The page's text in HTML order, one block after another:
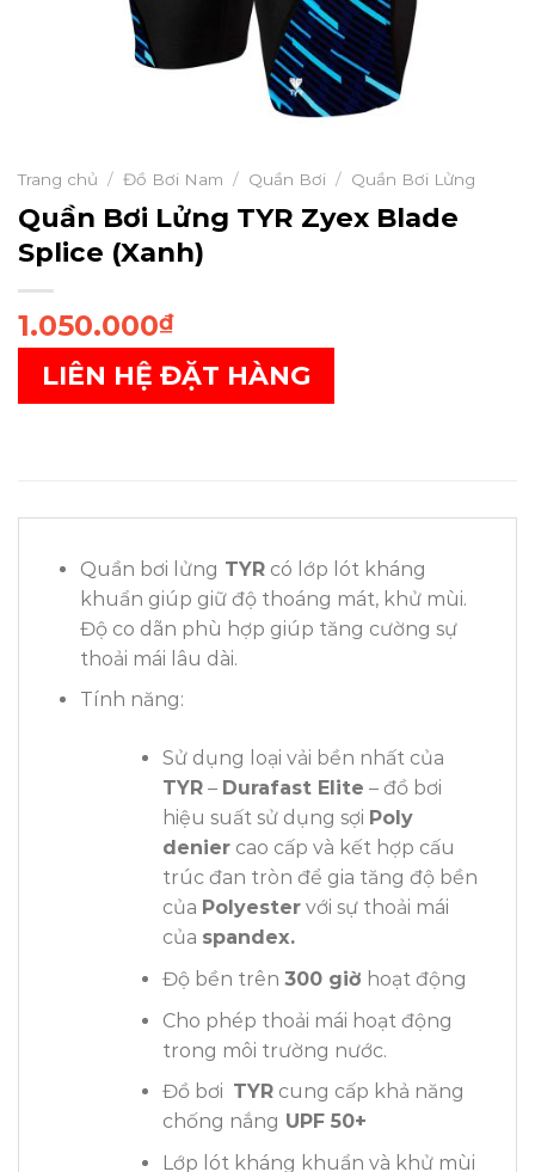
Trang chủ / Đồ Bơi Nam / Quần Bơi / Quần Bơi Lửng
Quần Bơi Lửng TYR Zyex Blade
Splice (Xanh)
1.050.000₫
LIÊN HỆ ĐẶT HÀNG
Quần bơi lửng TYRcó lớp lót kháng
khuẩn giúp giữ độ thoáng mát, khử mùi.
Độ co dãn phù hợp giúp tăng cường sự
thoải mái lâu dài.
Tính năng:
Sử dụng loại vải bền nhất của
TYR– Durafast Elite – đồ bơi
hiệu suất sử dụng sợi Poly
deniercao cấp và kết hợp cấu
trúc đan tròn để gia tăng độ bền
của Polyestervới sự thoải mái
của spandex.
Độ bền trên 300 giờ hoạt động
Cho phép thoải mái hoạt động
trong môi trường nước.
Đồ bơi TYRcung cấp khả năng
chống nắng UPF 50+
Lớp lót kháng khuẩn và khử mùi